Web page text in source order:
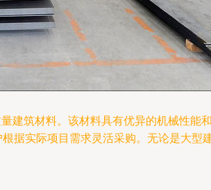
建筑材料。该材料具有优异的机械性
据实际项目需求灵活采购。无论是大